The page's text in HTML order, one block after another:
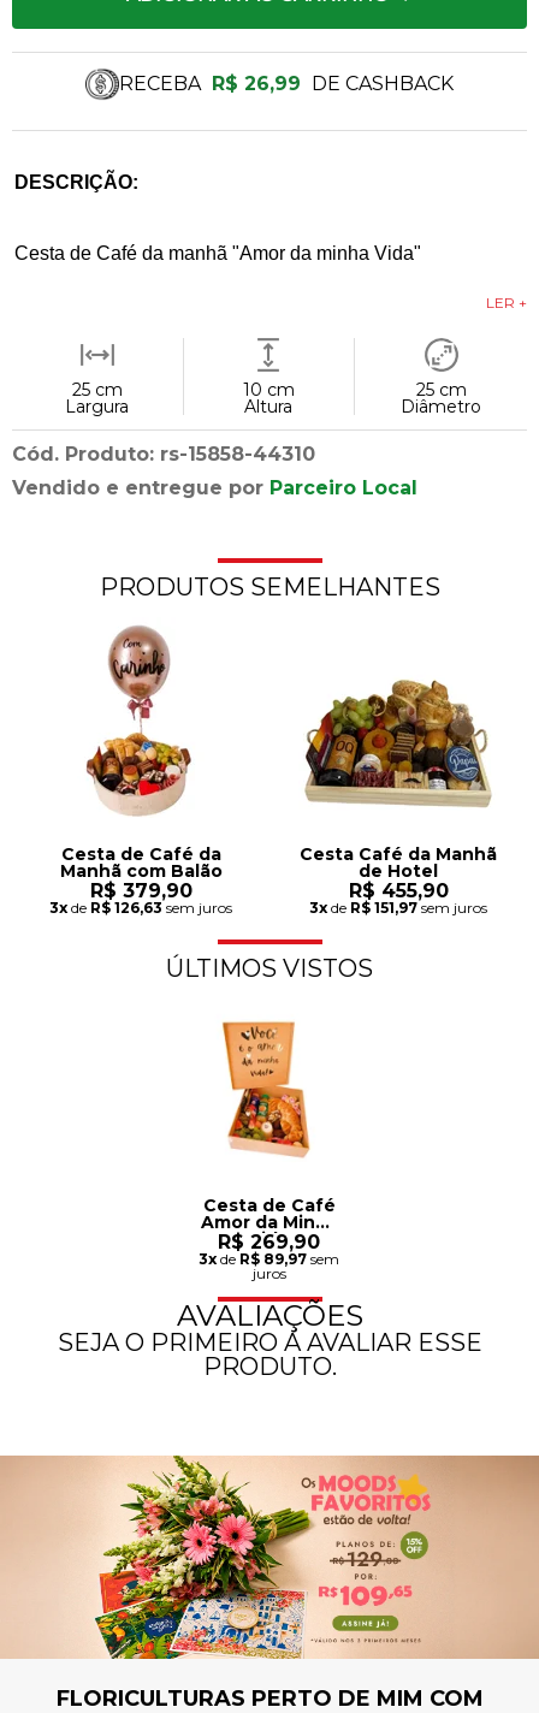
DESCRIÇÃO:
Cesta de Café da manhã "Amor da minha Vida"
LER +
25 cm
Largura
10 cm
Altura
25 cm
Diâmetro
Cód. Produto: rs-15858-44310
Vendido e entregue por Parceiro Local
RECEBA R$ 26,99 DE CASHBACK
PRODUTOS SEMELHANTES
Cesta de Café da
Manhã com Balão
R$ 379,90
3x de R$ 126,63sem juros
Cesta Café da Manh
de Hotel
R$ 455,90
3x de R$ 151,97sem juros
ÚLTIMOS VISTOS
Cesta de Café
Amor da Minha
Vida
R$ 269,90
3xde R$ 89,97 sem
juros
AVALIAÇÕES
SEJA O PRIMEIRO A AVALIAR ESSE
PRODUTO.
FLORICULTURAS PERTO DE MIM COM